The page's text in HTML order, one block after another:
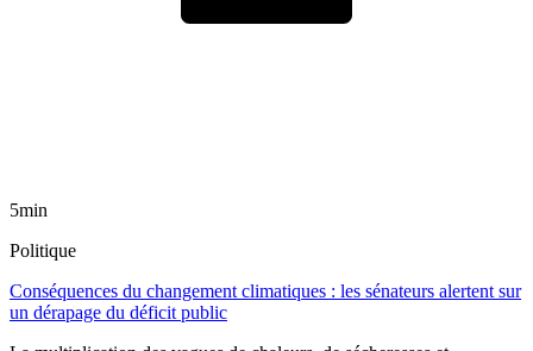
5min
Politique
Conséquences du changement climatiques : les sénateurs alertent sur
un dérapage du déficit public